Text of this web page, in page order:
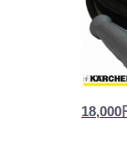
18,000